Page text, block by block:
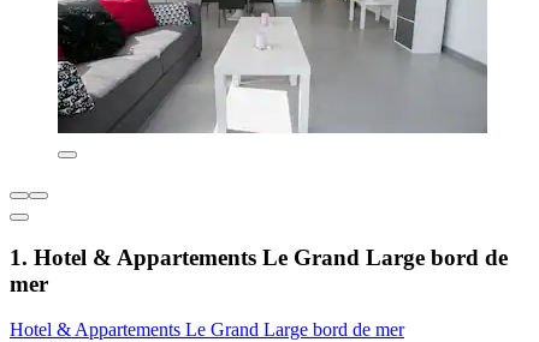
1. Hotel & Appartements Le Grand Large bord de
mer
Hotel & Appartements Le Grand Large bord de mer